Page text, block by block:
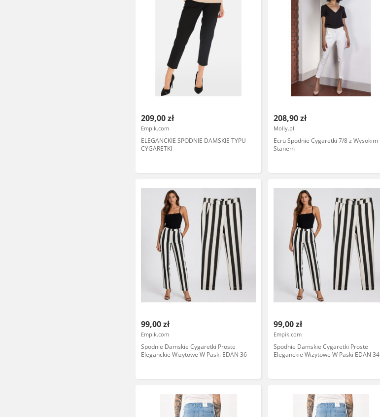
209,00 zł
Empik.com
ELEGANCKIE SPODNIE DAMSKIE TYPU
CYGARETKI
208,90 zł
Molly.pl
Ecru Spodnie Cygaretki 7/8 z Wysokim
Stanem
99,00 zł
Empik.com
Spodnie Damskie Cygaretki Proste
Eleganckie Wizytowe W Paski EDAN 36
99,00 zł
Empik.com
Spodnie Damskie Cygaretki Proste
Eleganckie Wizytowe W Paski EDAN 34